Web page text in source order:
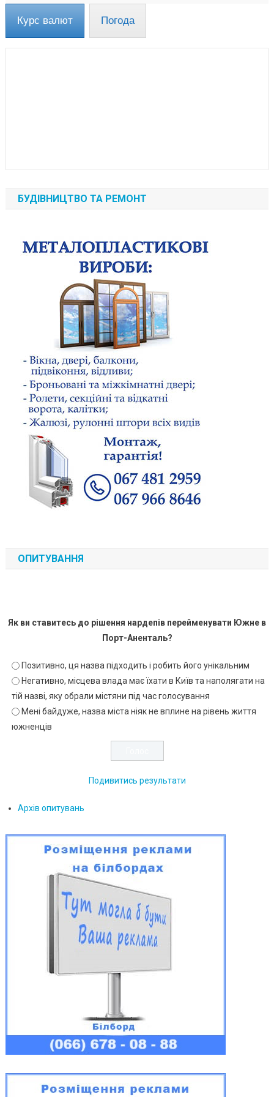
Курс валют Погода
БУДІВНИЦТВО ТА РЕМОНТ
ОПИТУВАННЯ
Як ви ставитесь до рішення нардепів перейменувати Южне в
Порт-Аненталь?
Позитивно, ця назва підходить і робить його унікальним
Негативно, місцева влада має їхати в Київ та наполягати на
тій назві, яку обрали містяни під час голосування
Мені байдуже, назва міста ніяк не вплине на рівень життя
южненців
Подивитись результати
Архів опитувань